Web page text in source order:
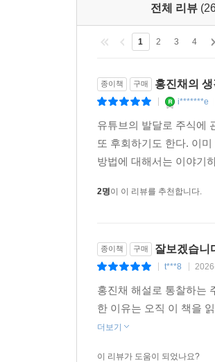
쌓아나가야만 실전 투자에
나만의 경험과 의사결정 체
등불의 심지가 되어줄 것으로
전체 리뷰
1 2 3 4
종이책 구매 홍진채의 생
i*******e
유튜브의 발달로 주식에
또 후회하기도 한다. 이
방법에 대해서는 이야기
2명이 이 리뷰를 추천합니다.
종이책 구매 잘보겠습니
t***8
홍진채 해설로 통찰하는
한 이유는 오직 이 책을
더보기
이 리뷰가 도움이 되었나요?